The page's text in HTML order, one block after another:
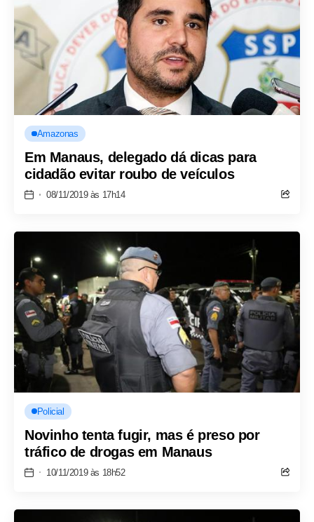
Amazonas
Em Manaus, delegado dá dicas para
cidadão evitar roubo de veículos
08/11/2019 às 17h14
Policial
Novinho tenta fugir, mas é preso por
tráfico de drogas em Manaus
10/11/2019 às 18h52